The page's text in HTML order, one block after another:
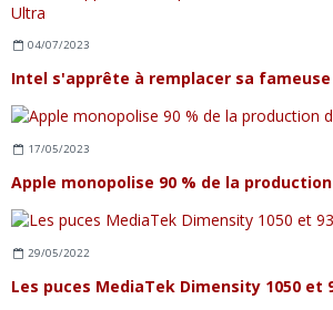
04/07/2023
17/05/2023
29/05/2022
Les puces MediaTek Dimensity 1050 et